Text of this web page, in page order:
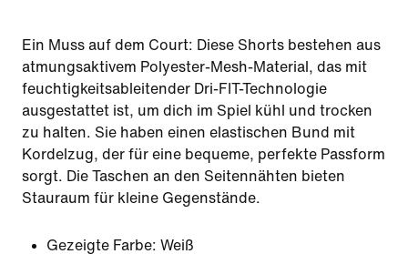
Ein Muss auf dem Court: Diese Shorts bestehen aus
atmungsaktivem Polyester-Mesh-Material, das mit
feuchtigkeitsableitender Dri-FIT-Technologie
ausgestattet ist, um dich im Spiel kühl und trocken
zu halten. Sie haben einen elastischen Bund mit
Kordelzug, der für eine bequeme, perfekte Passform
sorgt. Die Taschen an den Seitennähten bieten
Stauraum für kleine Gegenstände.
Gezeigte Farbe: Weiß